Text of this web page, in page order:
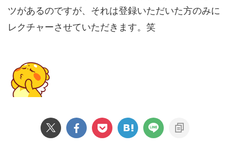
ツがあるのですが、それは登録いただいた方のみに
レクチャーさせていただきます。笑